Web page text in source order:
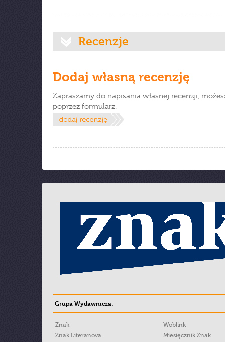
Recenzje
Dodaj własną recenzję
Zapraszamy do napisania własnej recenzji,
poprzez formularz.
Grupa Wydawnicza:
Znak
Znak Literanova
Woblink
Miesięcznik Znak